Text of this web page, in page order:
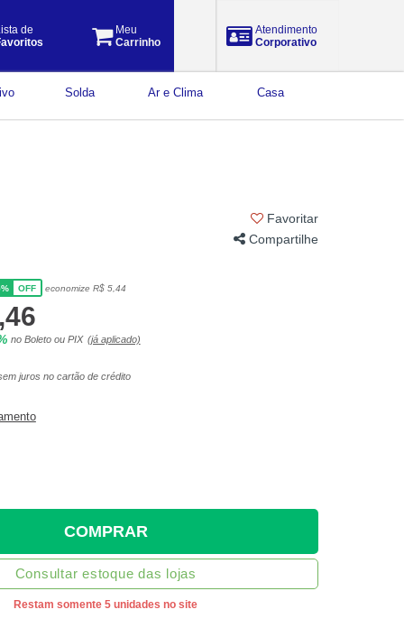
de
Meu
Carrinho
Atendimento
Corporativo
Solda Ar e Clima Casa
Favoritar
Compartilhe
OFF economize R$ 5,44
no Boleto ou PIX (já aplicado)
juros no cartão de crédito
COMPRAR
Consultar estoque das lojas
Restam somente 5 unidades no site